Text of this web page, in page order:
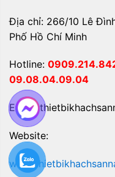
Địa chỉ: 266/10 Lê
Phố Hồ Chí Minh
Hotline:
09.08.04.09.04
Email:
Website: